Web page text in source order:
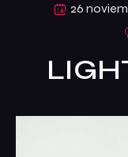
El Festival 26